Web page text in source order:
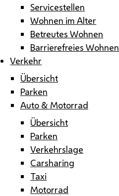
Servicestellen
Wohnen im Alter
Betreutes Wohnen
Barrierefreies Wohnen
Verkehr
Übersicht
Parken
Auto & Motorrad
Übersicht
Parken
Verkehrslage
Carsharing
Taxi
Motorrad